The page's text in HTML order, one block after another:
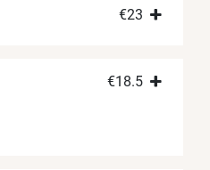
€23
€18.5